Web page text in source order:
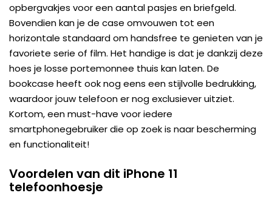
opbergvakjes voor een aantal pasjes en briefgeld.
Bovendien kan je de case omvouwen tot een
horizontale standaard om handsfree te genieten van je
favoriete serie of film. Het handige is dat je dankzij deze
hoes je losse portemonnee thuis kan laten. De
bookcase heeft ook nog eens een stijlvolle bedrukking,
waardoor jouw telefoon er nog exclusiever uitziet.
Kortom, een must-have voor iedere
smartphonegebruiker die op zoek is naar bescherming
en functionaliteit!
Voordelen van dit iPhone 11
telefoonhoesje